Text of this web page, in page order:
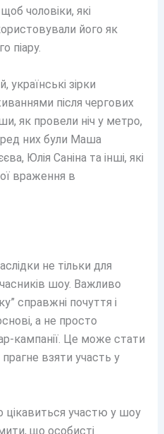
чоловіки, які
його як
піару.
українські зірки
після чергових
як провели ніч у метро,
них були Маша
Юлія Саніна та інші, які
враження в
не тільки для
шоу. Важливо
справжні почуття і
а не просто
кампанії. Це може стати
взяти участь у
цікавиться участю у шоу
що особисті